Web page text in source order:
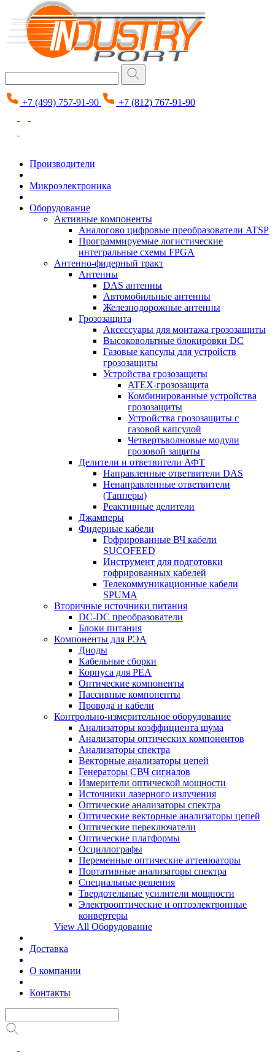
+7 (499) 757-91-90 +7 (812) 767-91-90
Производители
Микроэлектроника
Оборудование
Активные компоненты
Аналогово цифровые преобразователи ATSP
Программируемые логистические
интегральные схемы FPGA
Антенно-фидерный тракт
Антенны
DAS антенны
Автомобильные антенны
Железнодорожные антенны
Грозозащита
Аксессуары для монтажа грозозащиты
Высоковольтные блокировки DC
Газовые капсулы для устройств
грозозащиты
Устройства грозозащиты
ATEX-грозозащита
Комбинированные устройства
грозозащиты
Устройства грозозащиты с
газовой капсулой
Четвертьволновые модули
грозовой защиты
Делители и ответвители АФТ
Направленные ответвители DAS
Ненаправленные ответвители
(Тапперы)
Реактивные делители
Джамперы
Фидерные кабели
Гофрированные ВЧ кабели
SUCOFEED
Инструмент для подготовки
гофрированных кабелей
Телекоммуникационные кабели
SPUMA
Вторичные источники питания
DC-DC преобразователи
Блоки питания
Компоненты для РЭА
Диоды
Кабельные сборки
Корпуса для РЕА
Оптические компоненты
Пассивные компоненты
Провода и кабели
Контрольно-измерительное оборудование
Анализаторы коэффициента шума
Анализаторы оптических компонентов
Анализаторы спектра
Векторные анализаторы цепей
Генераторы СВЧ сигналов
Измерители оптической мощности
Источники лазерного излучения
Оптические анализаторы спектра
Оптические векторные анализаторы цепей
Оптические переключатели
Оптические платформы
Осциллографы
Переменные оптические аттенюаторы
Портативные анализаторы спектра
Специальные решения
Твердотельные усилители мощности
Электрооптические и оптоэлектронные
конвертеры
View All Оборудование
Доставка
О компании
Контакты